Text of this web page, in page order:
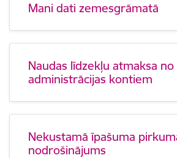
Mani dati zemesgrāmatā
Naudas līdzekļu atmaksa no
administrācijas kontiem
Nekustamā īpašuma
nodrošinājums